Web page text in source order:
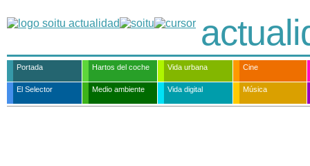
Portada Hartos del coche Vida urbana Cine
El Selector Medio ambiente Vida digital Música